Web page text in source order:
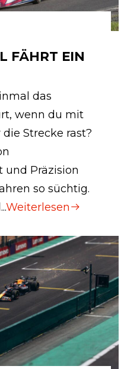
FÄHRT EIN
das
wenn du mit
Strecke rast?
und Präzision
so süchtig.
Weiterlesen